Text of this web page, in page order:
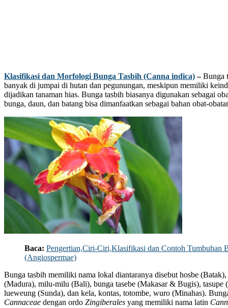
Klasifikasi dan Morfologi Bunga Tasbih (Canna indica)–Bunga
banyak di jumpai di hutan dan pegunungan, meskipun memiliki
dijadikan tanaman hias. Bunga tasbih biasanya digunakan sebagai
bunga, daun, dan batang bisa dimanfaatkan sebagai bahan obat-
Baca: Pengertian,Ciri-Ciri,Klasifikasi dan Contoh Tumbuhan
(Angiospermae)
Bunga tasbih memiliki nama lokal diantaranya disebut hosbe
(Madura), milu-milu (Bali), bunga tasebe (Makasar & Bugis), tasupe
lueweung (Sunda), dan kela, kontas, totombe, wuro (Minahas).
Cannaceae dengan ordo Zingiberales yang memiliki nama latin